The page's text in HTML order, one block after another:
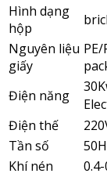
Hình dạng
hộp
Nguyên liệu
giấy
Điện năng
Điện thế
Tần số
Khí nén